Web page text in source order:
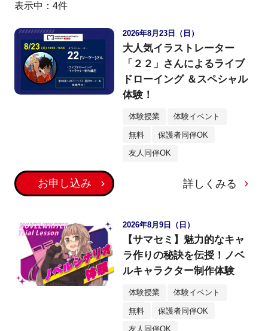
表示中： 4件
2026年8月23日（日）
大人気イラストレーター
「２２」さんによるライブ
ドローイング ＆スペシャル
体験！
体験授業 体験イベント
無料 保護者同伴OK
友人同伴OK
お申し込み 詳しくみる
2026年8月9日（日）
【サマセミ】魅力的なキャ
ラ作りの秘訣を伝授！ノベ
ルキャラクター制作体験
体験授業 体験イベント
無料 保護者同伴OK
友人同伴OK